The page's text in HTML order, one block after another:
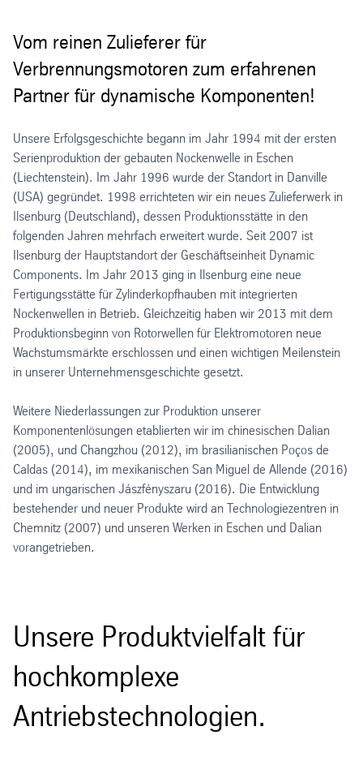
Vom reinen Zulieferer für
Verbrennungsmotoren zum erfahrenen
Partner für dynamische Komponenten!
Unsere Erfolgsgeschichte begann im Jahr 1994 mit der ersten
Serienproduktion der gebauten Nockenwelle in Eschen
(Liechtenstein). Im Jahr 1996 wurde der Standort in Danville
(USA) gegründet. 1998 errichteten wir ein neues Zulieferwerk in
Ilsenburg (Deutschland), dessen Produktionsstätte in den
folgenden Jahren mehrfach erweitert wurde. Seit 2007 ist
Ilsenburg der Hauptstandort der Geschäftseinheit Dynamic
Components. Im Jahr 2013 ging in Ilsenburg eine neue
Fertigungsstätte für Zylinderkopfhauben mit integrierten
Nockenwellen in Betrieb. Gleichzeitig haben wir 2013 mit dem
Produktionsbeginn von Rotorwellen für Elektromotoren neue
Wachstumsmärkte erschlossen und einen wichtigen Meilenstein
in unserer Unternehmensgeschichte gesetzt.
Weitere Niederlassungen zur Produktion unserer
Komponentenlösungen etablierten wir im chinesischen Dalian
(2005), und Changzhou (2012), im brasilianischen Poços de
Caldas (2014), im mexikanischen San Miguel de Allende (2016)
und im ungarischen Jászfényszaru (2016). Die Entwicklung
bestehender und neuer Produkte wird an Technologiezentren in
Chemnitz (2007) und unseren Werken in Eschen und Dalian
vorangetrieben.
Unsere Produktvielfalt für
hochkomplexe
Antriebstechnologien.